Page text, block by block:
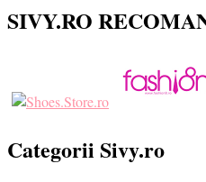
SIVY.RO
Categorii Sivy.ro